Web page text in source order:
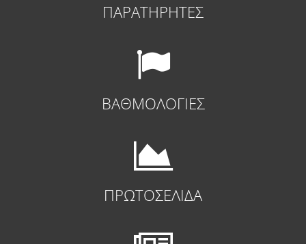
ΠΑΡΑΤΗΡΗΤΕΣ
ΒΑΘΜΟΛΟΓΙΕΣ
ΠΡΩΤΟΣΕΛΙΔΑ